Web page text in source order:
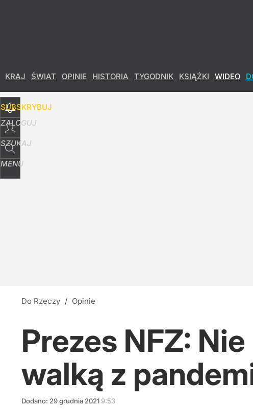
KRAJ ŚWIAT OPINIE HISTORIA TYGODNIK KSIĄŻKI WIDEO
SUBSKRYBUJ
ZALOGUJ
SZUKAJ
MENU
Do Rzeczy / Opinie
Prezes NFZ:
walką z
Dodano: 29grudnia 2021 9:53